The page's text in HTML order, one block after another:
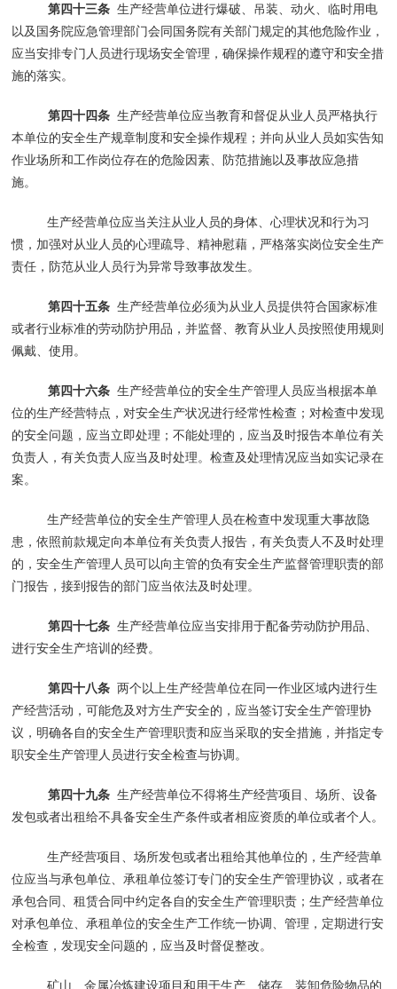
第四十三条 生产经营单位进行爆破、吊装、动火、临时用电
以及国务院应急管理部门会同国务院有关部门规定的其他危险作业，
应当安排专门人员进行现场安全管理，确保操作规程的遵守和安全措
施的落实。
第四十四条生产经营单位应当教育和督促从业人员严格执行
本单位的安全生产规章制度和安全操作规程；并向从业人员如实告知
作业场所和工作岗位存在的危险因素、防范措施以及事故应急措
施。
生产经营单位应当关注从业人员的身体、心理状况和行为习
惯，加强对从业人员的心理疏导、精神慰藉，严格落实岗位安全生产
责任，防范从业人员行为异常导致事故发生。
第四十五条生产经营单位必须为从业人员提供符合国家标准
或者行业标准的劳动防护用品，并监督、教育从业人员按照使用规则
佩戴、使用。
第四十六条生产经营单位的安全生产管理人员应当根据本单
位的生产经营特点，对安全生产状况进行经常性检查；对检查中发现
的安全问题，应当立即处理；不能处理的，应当及时报告本单位有关
负责人，有关负责人应当及时处理。检查及处理情况应当如实记录在
案。
生产经营单位的安全生产管理人员在检查中发现重大事故隐
患，依照前款规定向本单位有关负责人报告，有关负责人不及时处理
的，安全生产管理人员可以向主管的负有安全生产监督管理职责的部
门报告，接到报告的部门应当依法及时处理。
第四十七条生产经营单位应当安排用于配备劳动防护用品、
进行安全生产培训的经费。
第四十八条两个以上生产经营单位在同一作业区域内进行生
产经营活动，可能危及对方生产安全的，应当签订安全生产管理协
议，明确各自的安全生产管理职责和应当采取的安全措施，并指定专
职安全生产管理人员进行安全检查与协调。
第四十九条生产经营单位不得将生产经营项目、场所、设备
发包或者出租给不具备安全生产条件或者相应资质的单位或者个人。
生产经营项目、场所发包或者出租给其他单位的，生产经营单
位应当与承包单位、承租单位签订专门的安全生产管理协议，或者在
承包合同、租赁合同中约定各自的安全生产管理职责；生产经营单位
对承包单位、承租单位的安全生产工作统一协调、管理，定期进行安
全检查，发现安全问题的，应当及时督促整改。
矿山、金属冶炼建设项目和用于生产、储存、装卸危险物品的